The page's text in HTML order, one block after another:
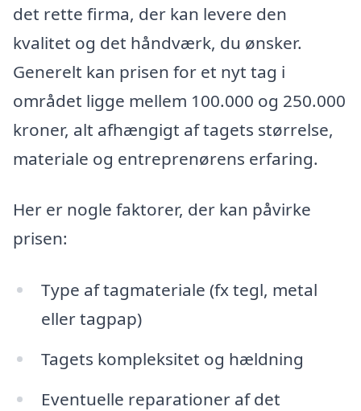
det rette firma, der kan levere den
kvalitet og det håndværk, du ønsker.
Generelt kan prisen for et nyt tag i
området ligge mellem 100.000 og 250.000
kroner, alt afhængigt af tagets størrelse,
materiale og entreprenørens erfaring.
Her er nogle faktorer, der kan påvirke
prisen:
Type af tagmateriale (fx tegl, metal
eller tagpap)
Tagets kompleksitet og hældning
Eventuelle reparationer af det